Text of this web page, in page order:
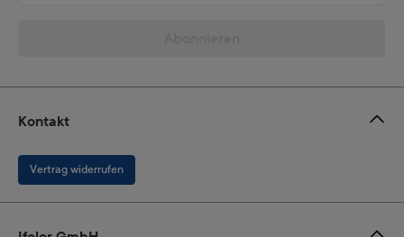
Kontakt
Vertrag widerrufen